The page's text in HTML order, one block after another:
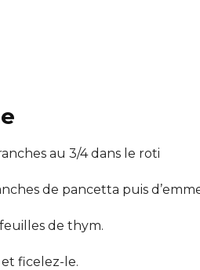
au 3/4 dans le roti
de pancetta puis
de thym.
ficelez-le.